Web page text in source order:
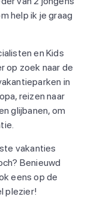
help ik je graag
en Kids
op zoek naar de
in
reizen naar
glijbanen, om
vakanties
Benieuwd
eens op de
plezier!